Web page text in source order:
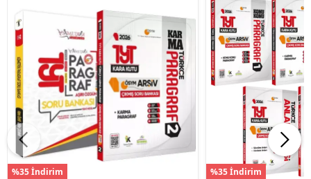
%35 İndirim %35 İndirim